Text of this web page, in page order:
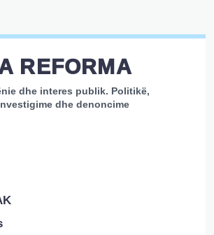
REFORMA
dhe interes publik. Politikë,
dhe denoncime